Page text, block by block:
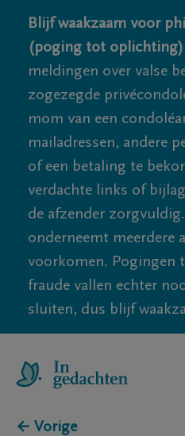
Blijf waakzaam voor
(poging tot
meldingen over valse
zogezegde
mom van een
mailadressen, andere
of een betaling te
verdachte links of
de afzender
onderneemt meerdere
voorkomen. Pogingen
fraude vallen echter
sluiten, dus blijf
← Vorige